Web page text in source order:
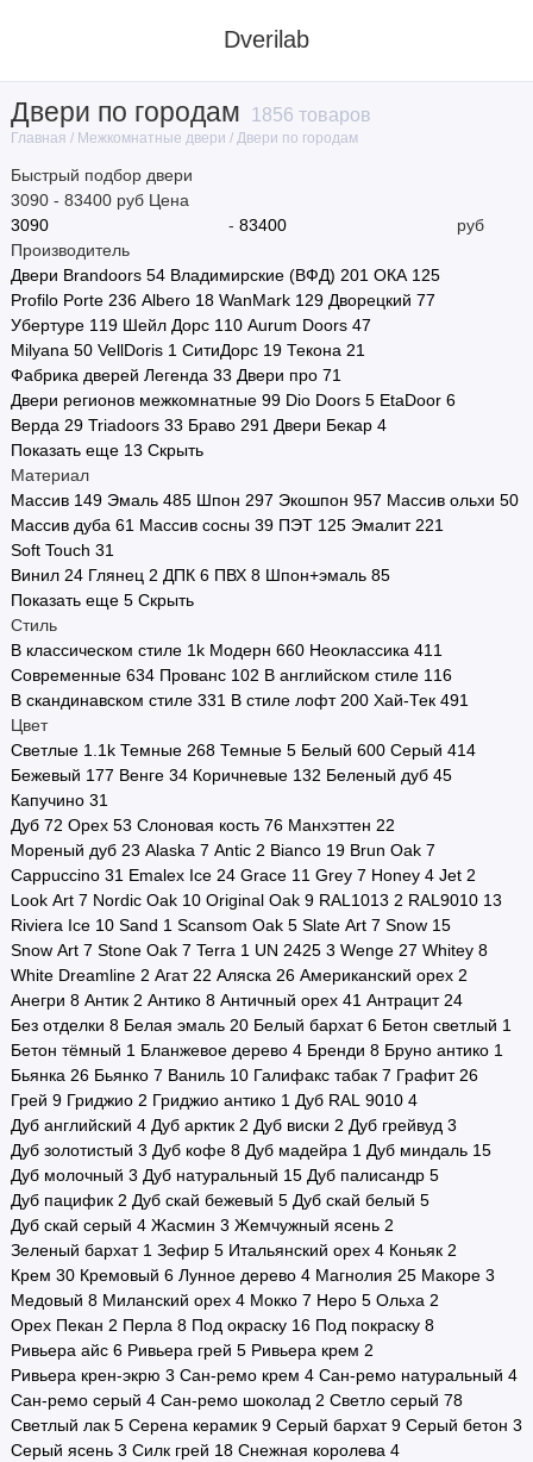
Dverilab
Двери по городам 1856 товаров
Главная Межкомнатные двери Двери по городам
Материал
Стиль
Тип полотна
Тип двери
Размер
Производитель
Стоимость
Страна производства
Показать все
Быстрый подбор двери
3090 - 83400 руб Цена
-
руб
Производитель
Двери Brandoors 54 Владимирские (ВФД) 201 ОКА 125
Profilo Porte 236 Albero 18 WanMark 129 Дворецкий 77
Убертуре 119 Шейл Дорс 110 Aurum Doors 47
Milyana 50 VellDoris 1 СитиДорс 19 Текона 21
Фабрика дверей Легенда 33 Двери про 71
Двери регионов межкомнатные 99 Dio Doors 5 EtaDoor 6
Верда 29 Triadoors 33 Браво 291 Двери Бекар 4
Показать еще 13 Скрыть
Материал
Массив 149 Эмаль 485 Шпон 297 Экошпон 957 Массив ольхи 50
Массив дуба 61 Массив сосны 39 ПЭТ 125 Эмалит 221
Soft Touch 31
Винил 24 Глянец 2 ДПК 6 ПВХ 8 Шпон+эмаль 85
Показать еще 5 Скрыть
Стиль
В классическом стиле 1k Модерн 660 Неоклассика 411
Современные 634 Прованс 102 В английском стиле 116
В скандинавском стиле 331 В стиле лофт 200 Хай-Тек 491
Цвет
Светлые 1.1k Темные 268 Темные 5 Белый 600 Серый 414
Бежевый 177 Венге 34 Коричневые 132 Беленый дуб 45
Капучино 31
Дуб 72 Орех 53 Слоновая кость 76 Манхэттен 22
Мореный дуб 23 Alaska 7 Antic 2 Bianco 19 Brun Oak 7
Cappuccino 31 Emalex Ice 24 Grace 11 Grey 7 Honey 4 Jet 2
Look Art 7 Nordic Oak 10 Original Oak 9 RAL1013 2 RAL9010 13
Riviera Ice 10 Sand 1 Scansom Oak 5 Slate Art 7 Snow 15
Snow Art 7 Stone Oak 7 Terra 1 UN 2425 3 Wenge 27 Whitey 8
White Dreamline 2 Агат 22 Аляска 26 Американский орех 2
Анегри 8 Антик 2 Антико 8 Античный орех 41 Антрацит 24
Без отделки 8 Белая эмаль 20 Белый бархат 6 Бетон светлый 1
Бетон тёмный 1 Бланжевое дерево 4 Бренди 8 Бруно антико 1
Бьянка 26 Бьянко 7 Ваниль 10 Галифакс табак 7 Графит 26
Грей 9 Гриджио 2 Гриджио антико 1 Дуб RAL 9010 4
Дуб английский 4 Дуб арктик 2 Дуб виски 2 Дуб грейвуд 3
Дуб золотистый 3 Дуб кофе 8 Дуб мадейра 1 Дуб миндаль 15
Дуб молочный 3 Дуб натуральный 15 Дуб палисандр 5
Дуб пацифик 2 Дуб скай бежевый 5 Дуб скай белый 5
Дуб скай серый 4 Жасмин 3 Жемчужный ясень 2
Зеленый бархат 1 Зефир 5 Итальянский орех 4 Коньяк 2
Крем 30 Кремовый 6 Лунное дерево 4 Магнолия 25 Макоре 3
Медовый 8 Миланский орех 4 Мокко 7 Неро 5 Ольха 2
Орех Пекан 2 Перла 8 Под окраску 16 Под покраску 8
Ривьера айс 6 Ривьера грей 5 Ривьера крем 2
Ривьера крен-экрю 3 Сан-ремо крем 4 Сан-ремо натуральный 4
Сан-ремо серый 4 Сан-ремо шоколад 2 Светло серый 78
Светлый лак 5 Серена керамик 9 Серый бархат 9 Серый бетон 3
Серый ясень 3 Силк грей 18 Снежная королева 4